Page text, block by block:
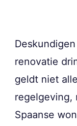
renovatie
geldt niet
regelgeving,
Spaanse